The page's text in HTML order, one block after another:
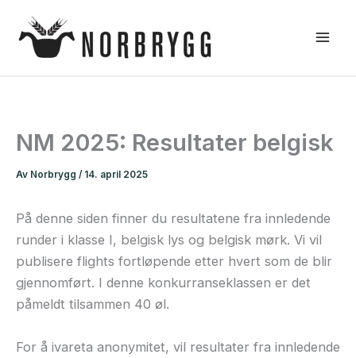
rett
NM 2025: Resultater belgisk
Av Norbrygg / 14. april 2025
På denne siden finner du resultatene fra innledende
runder i klasse I, belgisk lys og belgisk mørk. Vi vil
publisere flights fortløpende etter hvert som de blir
gjennomført. I denne konkurranseklassen er det
påmeldt tilsammen 40 øl.
For å ivareta anonymitet, vil resultater fra innledende